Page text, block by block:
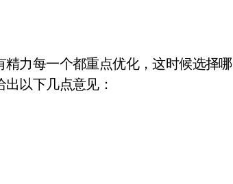
力每一个都重点优化，这时候选择哪
以下几点意见：